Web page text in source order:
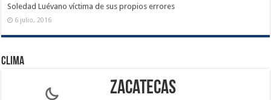
Soledad Luévano víctima de sus propios errores
6 julio, 2016
Clima
Zacatecas